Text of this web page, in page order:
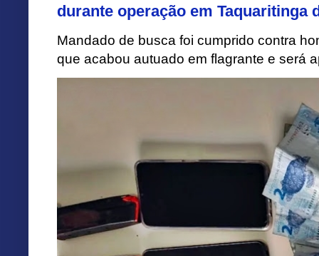
durante operação em Taquaritinga
Mandado de busca foi cumprido contra
que acabou autuado em flagrante e será